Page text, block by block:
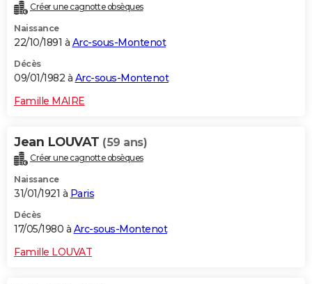
Créer une cagnotte obsèques
Naissance
22/10/1891 à Arc-sous-Montenot
Décès
09/01/1982 à Arc-sous-Montenot
Famille MAIRE
Jean LOUVAT (59 ans)
Créer une cagnotte obsèques
Naissance
31/01/1921 à Paris
Décès
17/05/1980 à Arc-sous-Montenot
Famille LOUVAT